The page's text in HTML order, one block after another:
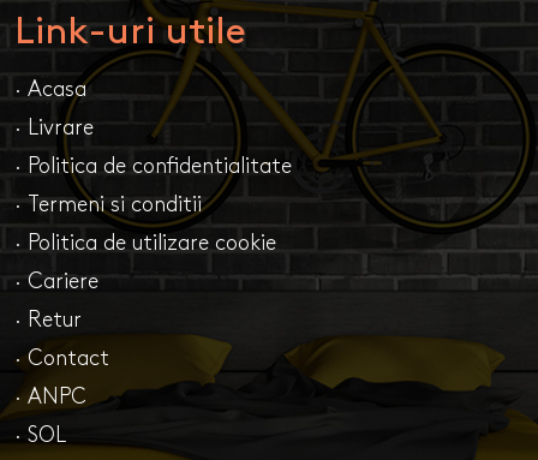
Link-uri utile
· Acasa
· Livrare
· Politica de confidentialitate
· Termeni si conditii
· Politica de utilizare cookie
· Cariere
· Retur
· Contact
· ANPC
· SOL